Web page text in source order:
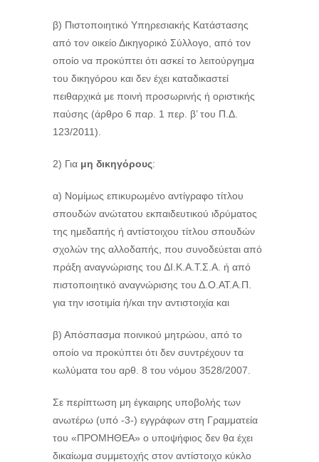
β) Πιστοποιητικό Υπηρεσιακής Κατάστασης
από τον οικείο Δικηγορικό Σύλλογο, από τον
οποίο να προκύπτει ότι ασκεί το λειτούργημα
του δικηγόρου και δεν έχει καταδικαστεί
πειθαρχικά με ποινή προσωρινής ή οριστικής
παύσης (άρθρο 6 παρ. 1 περ. β’ του Π.Δ.
123/2011).
2) Για μη δικηγόρους:
α) Νομίμως επικυρωμένο αντίγραφο τίτλου
σπουδών ανώτατου εκπαιδευτικού ιδρύματος
της ημεδαπής ή αντίστοιχου τίτλου σπουδών
σχολών της αλλοδαπής, που συνοδεύεται από
πράξη αναγνώρισης του ΔΙ.Κ.Α.Τ.Σ.Α. ή από
πιστοποιητικό αναγνώρισης του Δ.Ο.ΑΤ.Α.Π.
για την ισοτιμία ή/και την αντιστοιχία και
β) Απόσπασμα ποινικού μητρώου, από το
οποίο να προκύπτει ότι δεν συντρέχουν τα
κωλύματα του αρθ. 8 του νόμου 3528/2007.
Σε περίπτωση μη έγκαιρης υποβολής των
ανωτέρω (υπό -3-) εγγράφων στη Γραμματεία
του «ΠΡΟΜΗΘΕΑ» ο υποψήφιος δεν θα έχει
δικαίωμα συμμετοχής στον αντίστοιχο κύκλο